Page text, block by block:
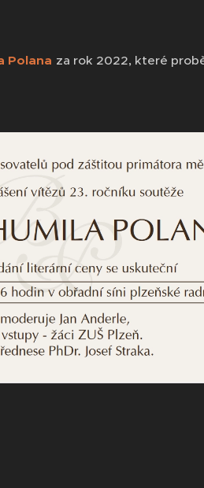
Polana za rok 2022, které